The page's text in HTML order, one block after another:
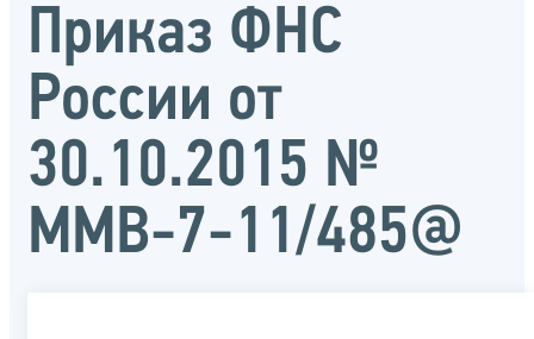
Приказ ФНС
России от
30.10.2015 №
ММВ-7-11/485@